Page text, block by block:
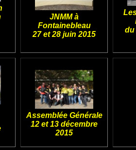
JNMM à
Fontainebleau
27 et 28 juin 2015
du
Assemblée Générale
12 et 13 décembre
2015